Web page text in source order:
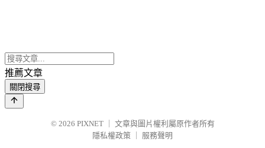
推薦文章
關閉搜尋
© 2026 PIXNET
文章與圖片權利屬原作者所有
隱私權政策
服務聲明